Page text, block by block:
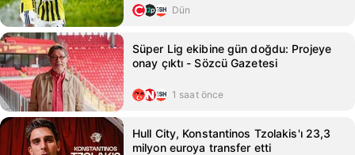
Dün
Süper Lig ekibine gün doğdu: Projeye
onay çıktı - Sözcü Gazetesi
1 saat önce
Hull City, Konstantinos Tzolakis'ı 23,3
milyon euroya transfer etti